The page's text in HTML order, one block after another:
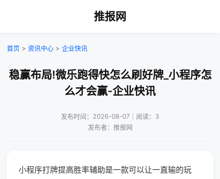
推报网
首页 > 资讯中心 > 企业快讯
稳赢布局!微乐跑得快怎么刷好牌_小程序怎
么才会赢-企业快讯
发布时间：2026-08-07｜阅读：3
发布者：推报网
小程序打牌提高胜率辅助是一款可以让一直输的玩